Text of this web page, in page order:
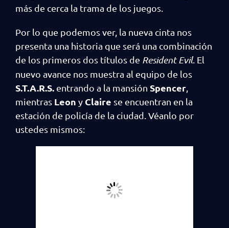
más de cerca la trama de los juegos.
Por lo que podemos ver, la nueva cinta nos
presenta una historia que será una combinación
de los primeros dos títulos de Resident Evil. El
nuevo avance nos muestra al equipo de los
S.T.A.R.S. entrando a la mansión Spencer
mientras Leon y Claire se encuentran en la
estación de policía de la ciudad. Véanlo por
ustedes mismos: